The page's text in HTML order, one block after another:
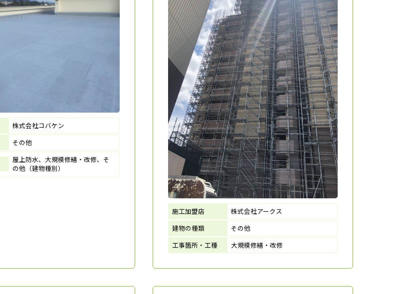
株式会社コバケン
その他
屋上防水、大規模修繕・改修、そ
の他（建物種別）
施工加盟店
株式会社アークス
建物の種類
その他
工事箇所・工種
大規模修繕・改修